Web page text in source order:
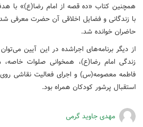
همچنین کتاب «ده قصه از امام رضا(ع)» با
با زندگانی و فضایل اخلاقی آن حضرت معرفی
حاضران خوانده شد.
از دیگر برنامه‌های اجراشده در این آیین
زندگی امام رضا(ع)، همخوانی صلوات
فاطمه معصومه(س) و اجرای فعالیت نقاشی روی
استقبال پرشور کودکان همراه بود.
مهدی جاوید گرمی